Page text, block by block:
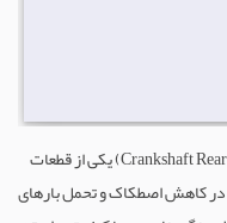
بلبرینگ ته میل لنگ خودرو (به انگلیسی Crankshaft Rear Bearing) یکی از قطعات
کاهش اصطکاک و تحمل بارهای